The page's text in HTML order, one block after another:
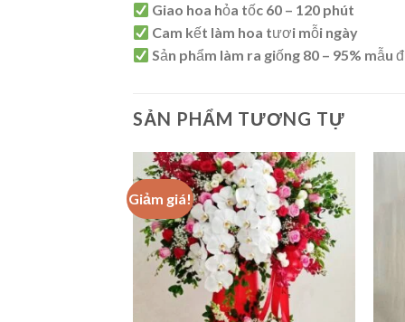
Giao hoa hỏa tốc 60 – 120 phút
Cam kết làm hoa tươi mỗi ngày
Sản phẩm làm ra giống 80 – 95% mẫu
SẢN PHẨM TƯƠNG TỰ
Giảm giá!